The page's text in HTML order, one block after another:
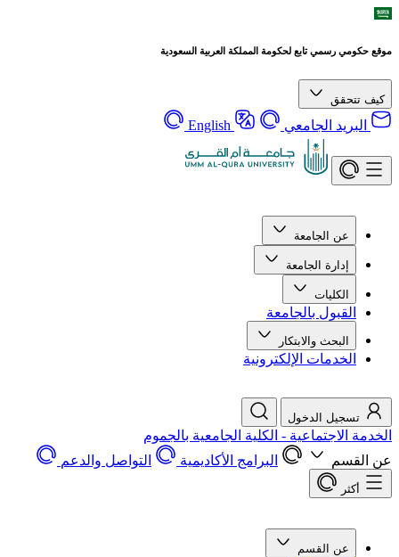
موقع حكومي رسمي تابع لحكومة المملكة العربية السعودية
كيف تتحقق
البريد الجامعي English
عن الجامعة
إدارة الجامعة
الكليات
القبول بالجامعة
البحث والابتكار
الخدمات الإلكترونية
تسجيل الدخول
الخدمة الاجتماعية - الكلية الجامعية بالجموم
عن القسم
البرامج الأكاديمية التواصل والدعم
أكثر
عن القسم